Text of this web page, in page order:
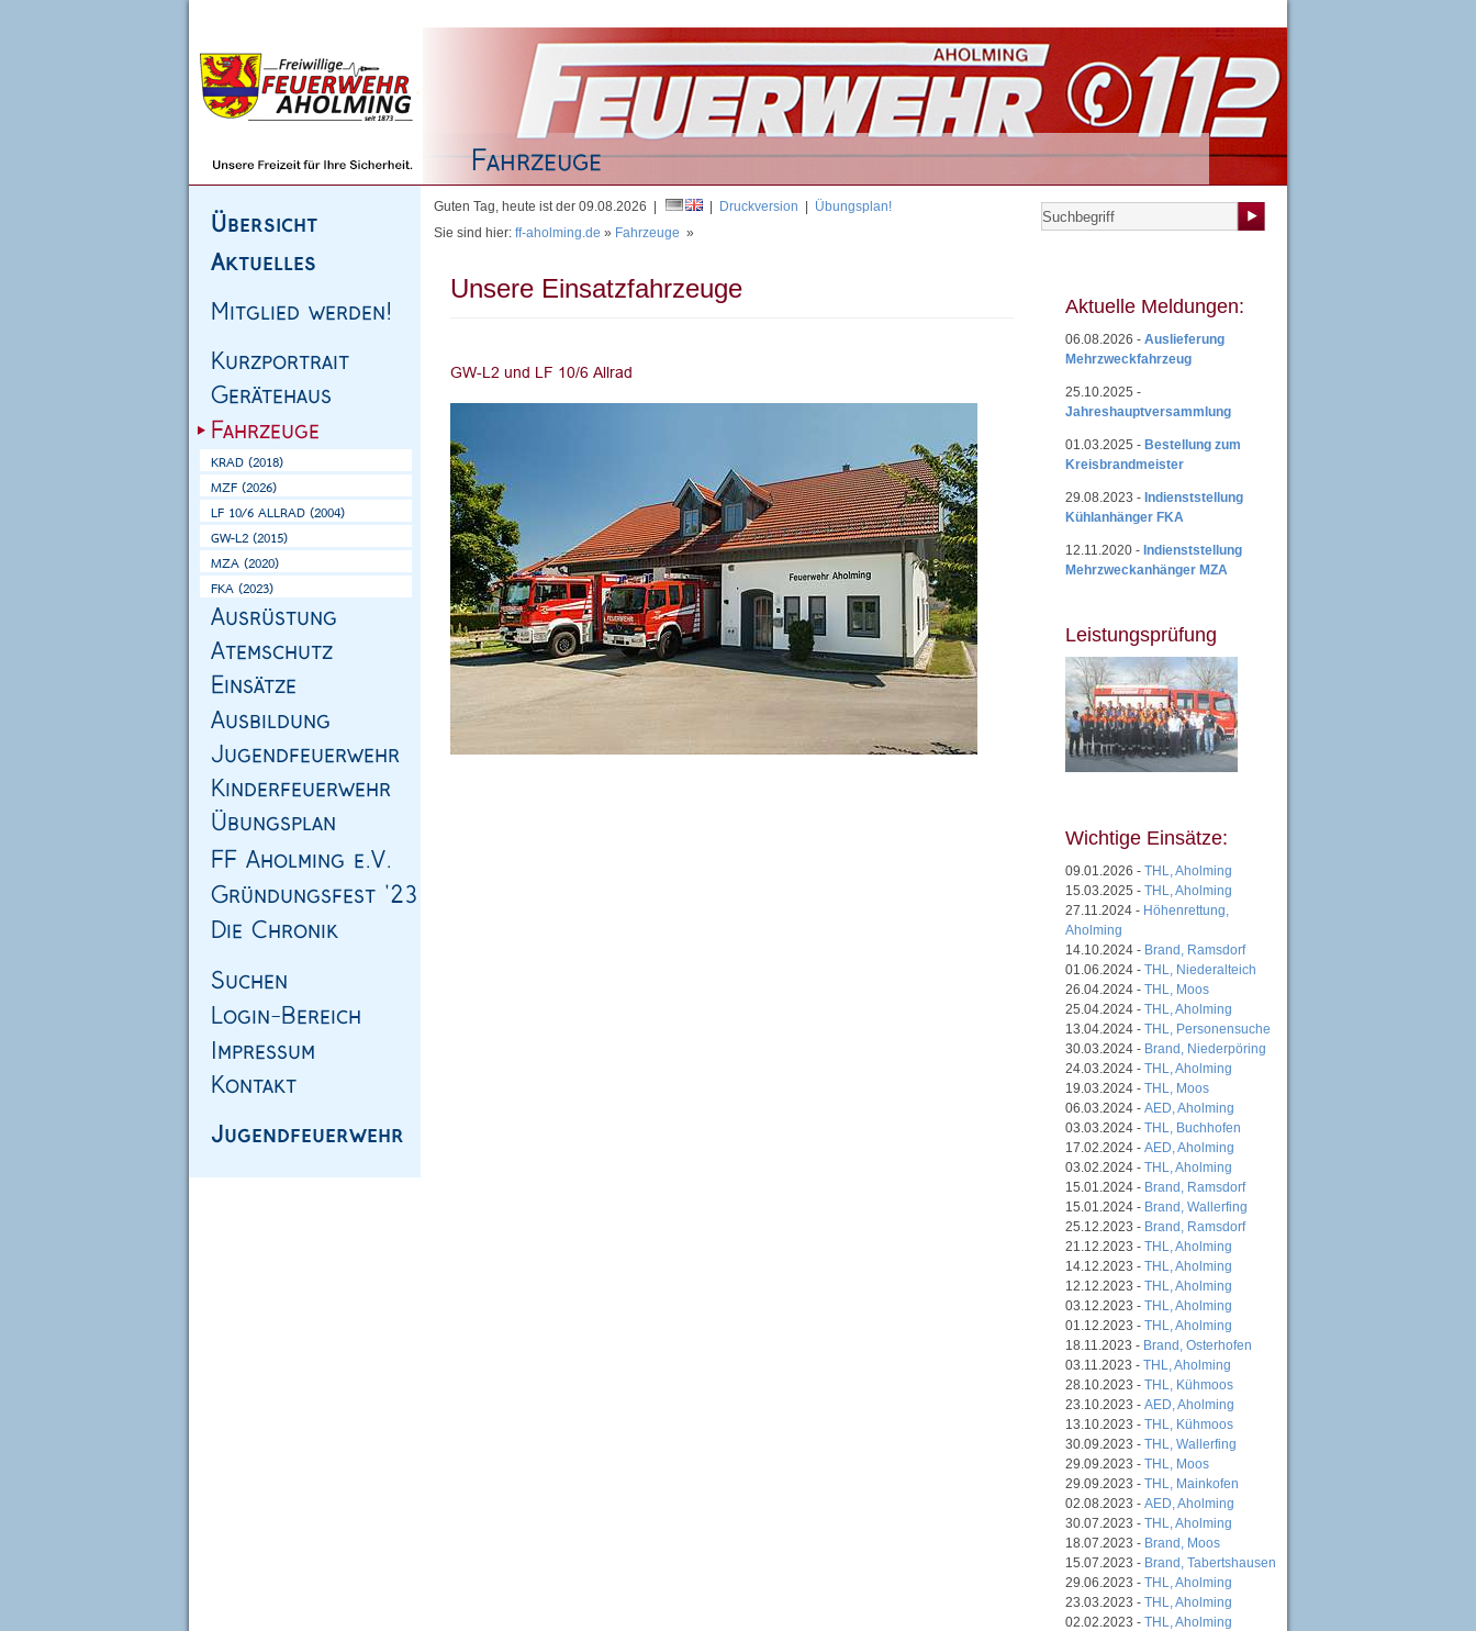
Guten Tag, heute ist der 09.08.2026 | Druckversion
Übungsplan!
Sie sind hier: ff-aholming.de » Fahrzeuge »
Unsere Einsatzfahrzeuge
Aktuelle Meldungen:
06.08.2026 - Auslieferung
Mehrzweckfahrzeug
25.10.2025 -
Jahreshauptversammlung
01.03.2025 - Bestellung zum
Kreisbrandmeister
29.08.2023 - Indienststellung
Kühlanhänger FKA
12.11.2020 - Indienststellung
Mehrzweckanhänger MZA
Leistungsprüfung
Wichtige Einsätze:
09.01.2026 - THL, Aholming
15.03.2025 - THL, Aholming
27.11.2024 - Höhenrettung,
Aholming
14.10.2024 - Brand, Ramsdorf
01.06.2024 - THL, Niederalteich
26.04.2024 - THL, Moos
25.04.2024 - THL, Aholming
13.04.2024 - THL, Personensuche
30.03.2024 - Brand, Niederpöring
24.03.2024 - THL, Aholming
19.03.2024 - THL, Moos
06.03.2024 - AED, Aholming
03.03.2024 - THL, Buchhofen
17.02.2024 - AED, Aholming
03.02.2024 - THL, Aholming
15.01.2024 - Brand, Ramsdorf
15.01.2024 - Brand, Wallerfing
25.12.2023 - Brand, Ramsdorf
21.12.2023 - THL, Aholming
14.12.2023 - THL, Aholming
12.12.2023 - THL, Aholming
03.12.2023 - THL, Aholming
01.12.2023 - THL, Aholming
18.11.2023 - Brand, Osterhofen
03.11.2023 - THL, Aholming
28.10.2023 - THL, Kühmoos
23.10.2023 - AED, Aholming
13.10.2023 - THL, Kühmoos
30.09.2023 - THL, Wallerfing
29.09.2023 - THL, Moos
29.09.2023 - THL, Mainkofen
02.08.2023 - AED, Aholming
30.07.2023 - THL, Aholming
18.07.2023 - Brand, Moos
15.07.2023 - Brand, Tabertshausen
29.06.2023 - THL, Aholming
23.03.2023 - THL, Aholming
02.02.2023 - THL, Aholming